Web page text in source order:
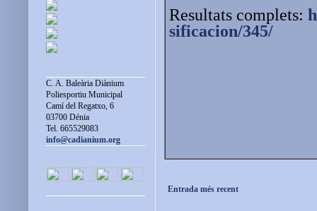
Resultats complets:
sificacion/345/
Entrada més recent
C. A. Baleària Diànium
Poliesportiu Municipal
Camí del Regatxo, 6
03700 Dénia
Tel. 665529083
info@cadianium.org